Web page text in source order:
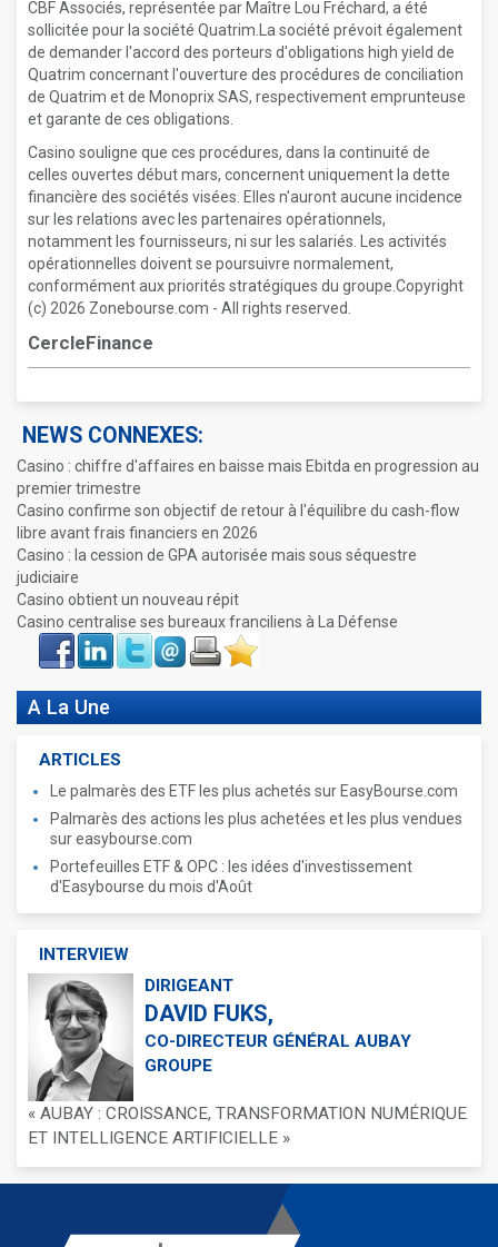
CBF Associés, représentée par Maître Lou Fréchard, a été
sollicitée pour la société Quatrim.La société prévoit également
de demander l'accord des porteurs d'obligations high yield de
Quatrim concernant l'ouverture des procédures de conciliation
de Quatrim et de Monoprix SAS, respectivement emprunteuse
et garante de ces obligations.
Casino souligne que ces procédures, dans la continuité de
celles ouvertes début mars, concernent uniquement la dette
financière des sociétés visées. Elles n'auront aucune incidence
sur les relations avec les partenaires opérationnels,
notamment les fournisseurs, ni sur les salariés. Les activités
opérationnelles doivent se poursuivre normalement,
conformément aux priorités stratégiques du groupe.Copyright
(c) 2026 Zonebourse.com - All rights reserved.
CercleFinance
NEWS CONNEXES:
Casino : chiffre d'affaires en baisse mais Ebitda en progression au
premier trimestre
Casino confirme son objectif de retour à l'équilibre du cash-flow
libre avant frais financiers en 2026
Casino : la cession de GPA autorisée mais sous séquestre
judiciaire
Casino obtient un nouveau répit
Casino centralise ses bureaux franciliens à La Défense
Face
book
LinkIn Twitter Envoyer ImprimerFavoris
A La Une
ARTICLES
Le palmarès des ETF les plus achetés sur EasyBourse.com
Palmarès des actions les plus achetées et les plus vendues
sur easybourse.com
Portefeuilles ETF & OPC : les idées d'investissement
d'Easybourse du mois d'Août
INTERVIEW
DIRIGEANT
DAVID FUKS,
CO-DIRECTEUR GÉNÉRAL AUBAY
GROUPE
« AUBAY : CROISSANCE, TRANSFORMATION NUMÉRIQUE
ET INTELLIGENCE ARTIFICIELLE »